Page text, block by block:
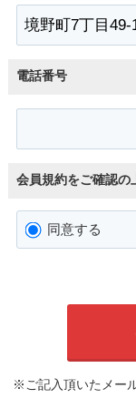
電話番号
会員規約をご確認の
同意する
※ご記入頂いたメー